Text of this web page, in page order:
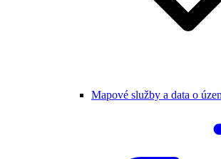
Mapové služby a data o